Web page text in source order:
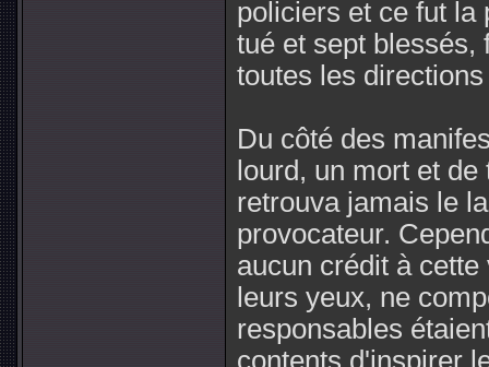
policiers et ce fut la
tué et sept blessés,
toutes les
Du côté des
lourd, un mort et
retrouva jamais le
provocateur.
aucun crédit à
leurs yeux, ne
responsables
contents d'inspirer